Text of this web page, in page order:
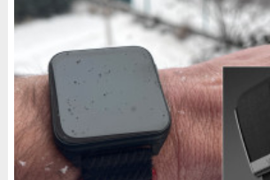
Recenze Index Sleep Monitor:
sledování spánku. Hodinky
stolku